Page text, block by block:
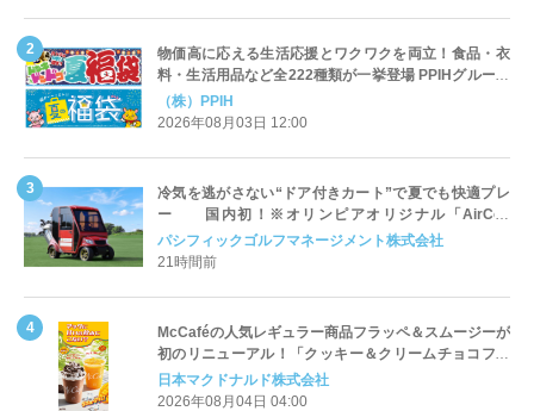
物価高に応える生活応援とワクワクを両立！食品・衣
料・生活用品など全222種類が一挙登場 PPIHグループ
「夏福袋」＆セール 8月6日(木)より順次スタート
（株）PPIH
2026年08月03日 12:00
冷気を逃がさない“ドア付きカート”で夏でも快適プレ
ー 国内初！※オリンピアオリジナル「AirCon
Cart（エアコンカート）」導入 | ＰＧＭ
パシフィックゴルフマネージメント株式会社
21時間前
McCaféの人気レギュラー商品フラッペ＆スムージーが
初のリニューアル！「クッキー＆クリームチョコフラ
ッペ」「マンゴースムージー」8月5日（水）から販売
開始
日本マクドナルド株式会社
2026年08月04日 04:00